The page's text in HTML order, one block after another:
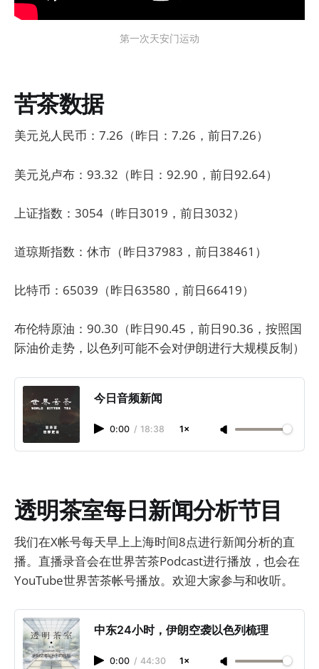
第一次天安门运动
苦茶数据
美元兑人民币：7.26（昨日：7.26，前日7.26）
美元兑卢布：93.32（昨日：92.90，前日92.64）
上证指数：3054（昨日3019，前日3032）
道琼斯指数：休市（昨日37983，前日38461）
比特币：65039（昨日63580，前日66419）
布伦特原油：90.30（昨日90.45，前日90.36，按照国
际油价走势，以色列可能不会对伊朗进行大规模反制）
今日音频新闻
0:00 / 18:38 1×
透明茶室每日新闻分析节目
我们在X帐号每天早上上海时间8点进行新闻分析的直
播。直播录音会在世界苦茶Podcast进行播放，也会在
YouTube世界苦茶帐号播放。欢迎大家参与和收听。
中东24小时，伊朗空袭以色列梳理
0:00 / 44:30 1×